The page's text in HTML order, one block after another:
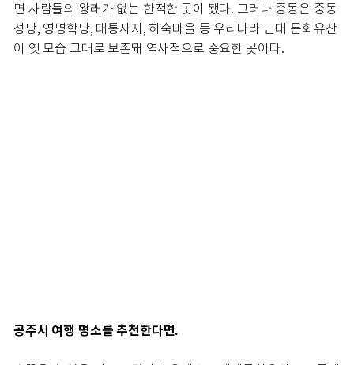
면 사람들의 왕래가 없는 한적한 곳이 됐다. 그러나 중동은 중동
성당, 영명학당, 대통사지, 하숙마을 등 우리나라 근대 문화유산
이 옛 모습 그대로 보존돼 역사적으로 중요한 곳이다.
공주시 여행 명소를 추천한다면.